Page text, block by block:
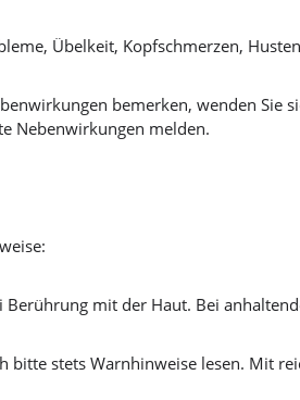
Übelkeit, Kopfschmerzen,
bemerken, wenden Sie
Nebenwirkungen melden.
Berührung mit der Haut. Bei
bitte stets Warnhinweise lesen. Mit